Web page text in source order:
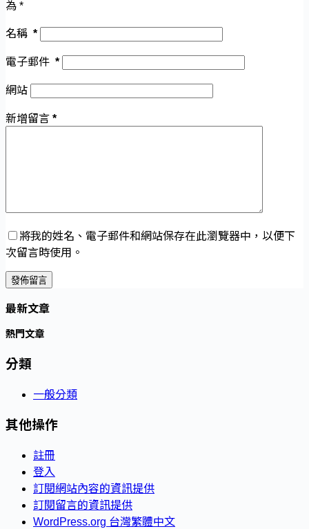
為 *
名稱 *
電子郵件 *
網站
新增留言 *
將我的姓名、電子郵件和網站保存在此瀏覽器中，以便下
次留言時使用。
發佈留言
最新文章
熱門文章
分類
一般分類
其他操作
註冊
登入
訂閱網站內容的資訊提供
訂閱留言的資訊提供
WordPress.org 台灣繁體中文